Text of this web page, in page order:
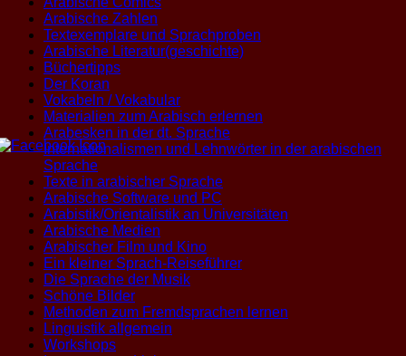
Arabische Zahlen
Textexemplare und Sprachproben
Arabische Literatur(geschichte)
Büchertipps
Der Koran
Vokabeln / Vokabular
Materialien zum Arabisch erlernen
Arabesken in der dt. Sprache
Internationalismen und Lehnwörter in der arabischen
Sprache
Texte in arabischer Sprache
Arabische Software und PC
Arabistik/Orientalistik an Universitäten
Arabische Medien
Arabischer Film und Kino
Ein kleiner Sprach-Reiseführer
Die Sprache der Musik
Schöne Bilder
Methoden zum Fremdsprachen lernen
Linguistik allgemein
Workshops